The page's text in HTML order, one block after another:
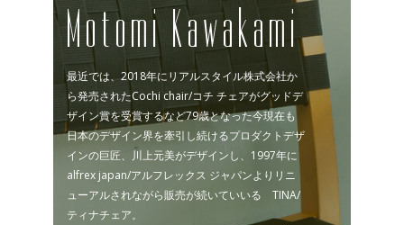
Motomi Kawakami
最近では、2018年にリアルスタイル株式会社か
ら発売されたCochi chair/コチ チェアがグッドデ
ザイン賞を受賞するなど79歳となった今現在も
日本のデザイン界を牽引し続けるプロダクトデザ
インの巨匠、川上元美がデザインし、1997年に
alfrex japan/アルフレックス ジャパンよりリニ
ューアルされながら販売が続いていいる TINA/
ティナチェア。